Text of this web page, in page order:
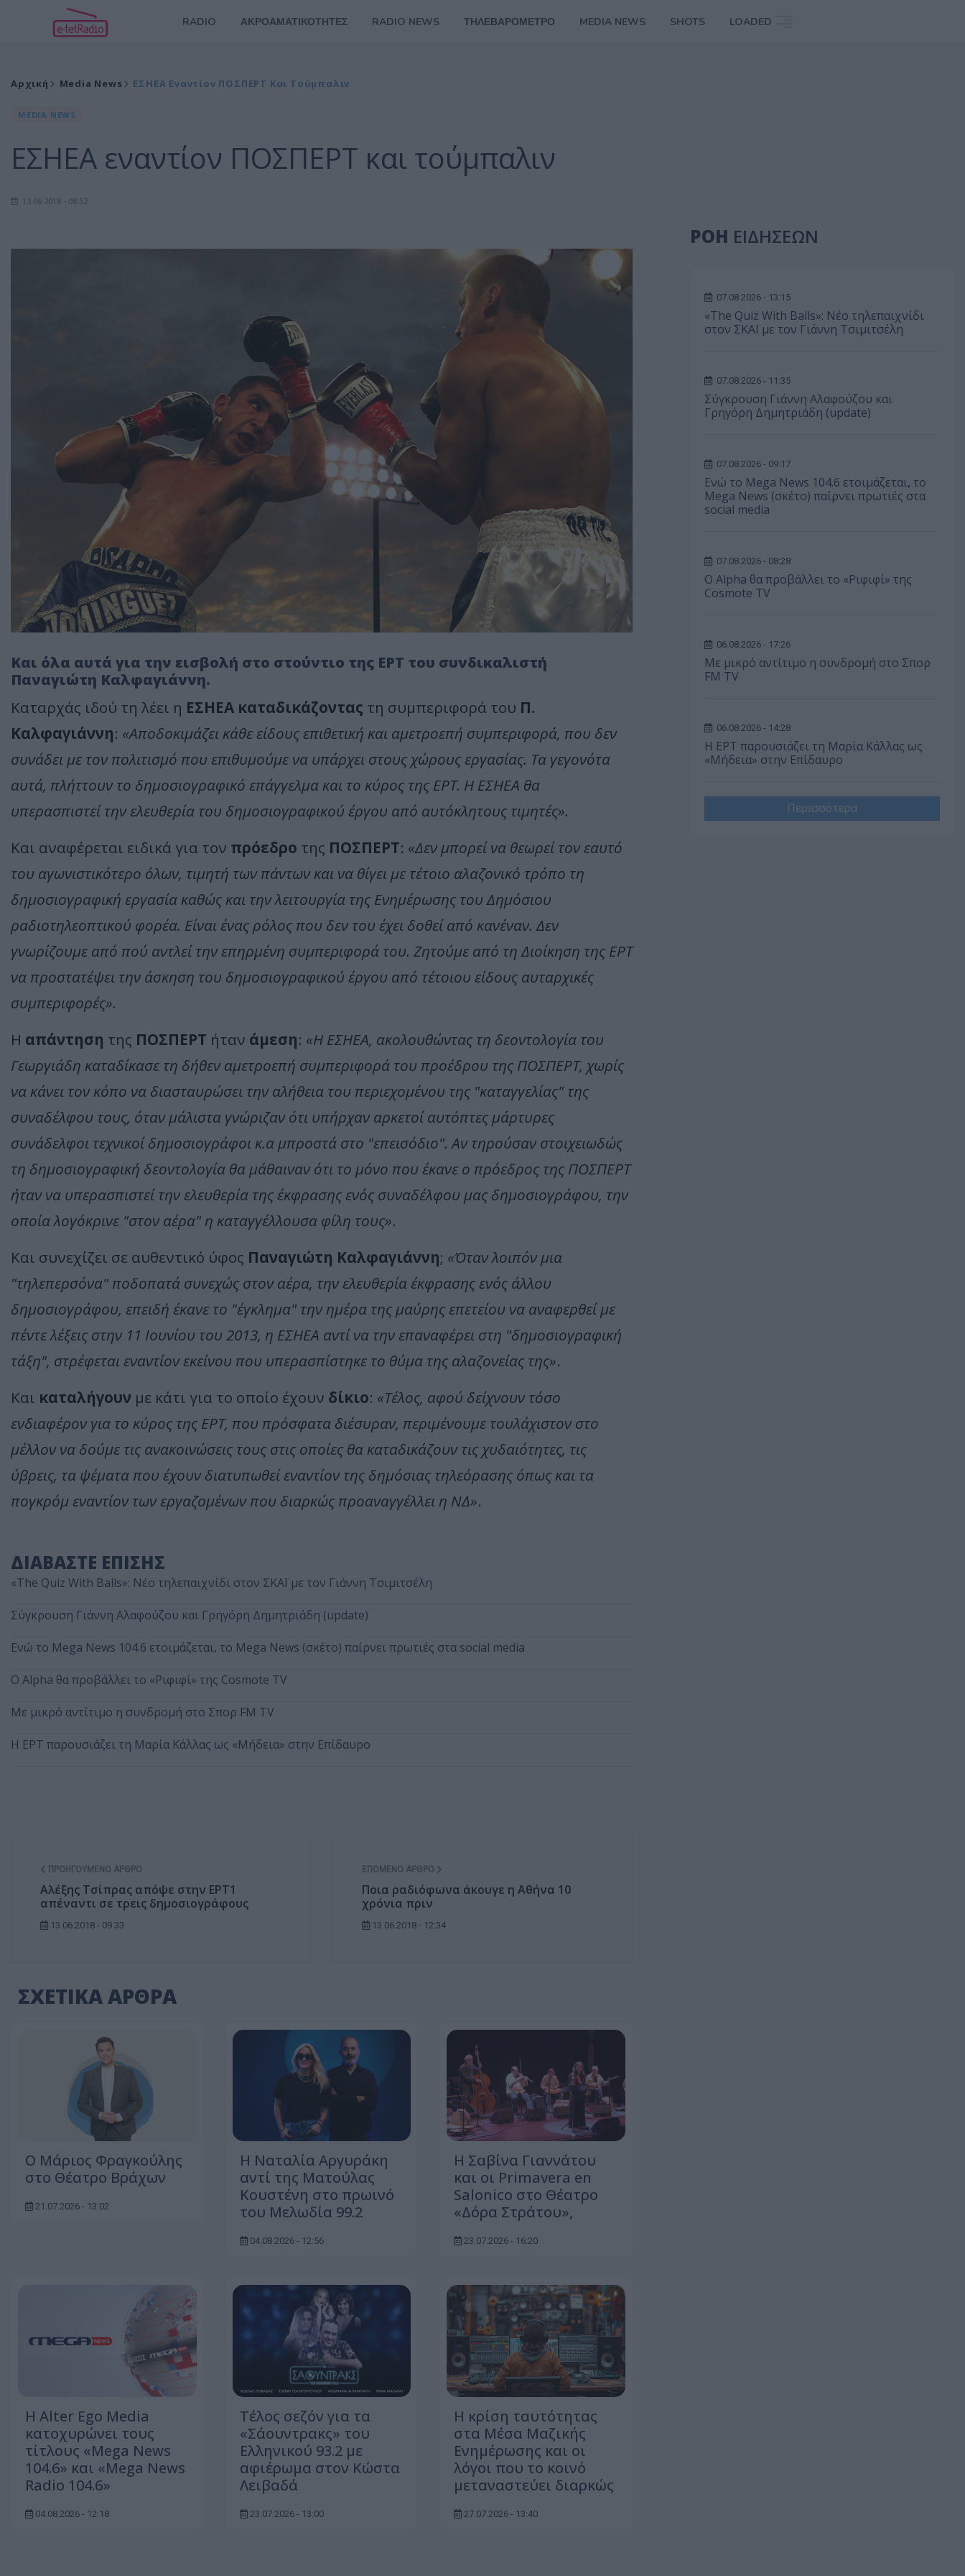
RADIO ΑΚΡΟΑΜΑΤΙΚΟΤΗΤΕΣ RADIO NEWS ΤΗΛΕΒΑΡΟΜΕΤΡΟ MEDIA NEWS SHOTS LOADED
Αρχική Media News ΕΣΗΕΑ Εναντίον ΠΟΣΠΕΡΤ Και Τούμπαλιν
MEDIA NEWS
ΕΣΗΕΑ εναντίον ΠΟΣΠΕΡΤ και τούμπαλιν
13.06.2018 - 08:52
Και όλα αυτά για την εισβολή στο στούντιο της ΕΡΤ του συνδικαλιστή
Παναγιώτη Καλφαγιάννη.
Καταρχάς ιδού τη λέει η ΕΣΗΕΑ καταδικάζοντας τη συμπεριφορά του Π.
Καλφαγιάννη: «Αποδοκιμάζει κάθε είδους επιθετική και αμετροεπή συμπεριφορά, που δεν
συνάδει με τον πολιτισμό που επιθυμούμε να υπάρχει στους χώρους εργασίας. Τα γεγονότα
αυτά, πλήττουν το δημοσιογραφικό επάγγελμα και το κύρος της ΕΡΤ. Η ΕΣΗΕΑ θα
υπερασπιστεί την ελευθερία του δημοσιογραφικού έργου από αυτόκλητους τιμητές».
Και αναφέρεται ειδικά για τον πρόεδρο της ΠΟΣΠΕΡΤ: «Δεν μπορεί να θεωρεί τον εαυτό
του αγωνιστικότερο όλων, τιμητή των πάντων και να θίγει με τέτοιο αλαζονικό τρόπο τη
δημοσιογραφική εργασία καθώς και την λειτουργία της Ενημέρωσης του Δημόσιου
ραδιοτηλεοπτικού φορέα. Είναι ένας ρόλος που δεν του έχει δοθεί από κανέναν. Δεν
γνωρίζουμε από πού αντλεί την επηρμένη συμπεριφορά του. Ζητούμε από τη Διοίκηση της ΕΡΤ
να προστατέψει την άσκηση του δημοσιογραφικού έργου από τέτοιου είδους αυταρχικές
συμπεριφορές».
Η απάντηση της ΠΟΣΠΕΡΤ ήταν άμεση: «Η ΕΣΗΕΑ, ακολουθώντας τη δεοντολογία του
Γεωργιάδη καταδίκασε τη δήθεν αμετροεπή συμπεριφορά του προέδρου της ΠΟΣΠΕΡΤ, χωρίς
να κάνει τον κόπο να διασταυρώσει την αλήθεια του περιεχομένου της "καταγγελίας" της
συναδέλφου τους, όταν μάλιστα γνώριζαν ότι υπήρχαν αρκετοί αυτόπτες μάρτυρες
συνάδελφοι τεχνικοί δημοσιογράφοι κ.α μπροστά στο "επεισόδιο". Αν τηρούσαν στοιχειωδώς
τη δημοσιογραφική δεοντολογία θα μάθαιναν ότι το μόνο που έκανε ο πρόεδρος της ΠΟΣΠΕΡΤ
ήταν να υπερασπιστεί την ελευθερία της έκφρασης ενός συναδέλφου μας δημοσιογράφου, την
οποία λογόκρινε "στον αέρα" η καταγγέλλουσα φίλη τους».
Και συνεχίζει σε αυθεντικό ύφος Παναγιώτη Καλφαγιάννη; «Όταν λοιπόν μια
"τηλεπερσόνα" ποδοπατά συνεχώς στον αέρα, την ελευθερία έκφρασης ενός άλλου
δημοσιογράφου, επειδή έκανε το "έγκλημα" την ημέρα της μαύρης επετείου να αναφερθεί με
πέντε λέξεις στην 11 Ιουνίου του 2013, η ΕΣΗΕΑ αντί να την επαναφέρει στη "δημοσιογραφική
τάξη", στρέφεται εναντίον εκείνου που υπερασπίστηκε το θύμα της αλαζονείας της».
Και καταλήγουν με κάτι για το οποίο έχουν δίκιο: «Τέλος, αφού δείχνουν τόσο
ενδιαφέρον για το κύρος της ΕΡΤ, που πρόσφατα διέσυραν, περιμένουμε τουλάχιστον στο
μέλλον να δούμε τις ανακοινώσεις τους στις οποίες θα καταδικάζουν τις χυδαιότητες, τις
ύβρεις, τα ψέματα που έχουν διατυπωθεί εναντίον της δημόσιας τηλεόρασης όπως και τα
πογκρόμ εναντίον των εργαζομένων που διαρκώς προαναγγέλλει η ΝΔ».
ΔΙΑΒΑΣΤΕ ΕΠΙΣΗΣ
«The Quiz With Balls»: Νέο τηλεπαιχνίδι στον ΣΚΑΪ με τον Γιάννη Τσιμιτσέλη
Σύγκρουση Γιάννη Αλαφούζου και Γρηγόρη Δημητριάδη (update)
Ενώ το Mega News 104.6 ετοιμάζεται, το Mega News (σκέτο) παίρνει πρωτιές στα social media
Ο Alpha θα προβάλλει το «Ριφιφί» της Cosmote TV
Με μικρό αντίτιμο η συνδρομή στο Σπορ FM TV
Η ΕΡΤ παρουσιάζει τη Μαρία Κάλλας ως «Μήδεια» στην Επίδαυρο
ΠΡΟΗΓΟΎΜΕΝΟ ΆΡΘΡΟ
Αλέξης Τσίπρας απόψε στην ΕΡΤ1
απέναντι σε τρεις δημοσιογράφους
13.06.2018 - 09:33
ΕΠΌΜΕΝΟ ΆΡΘΡΟ
Ποια ραδιόφωνα άκουγε η Αθήνα 10
χρόνια πριν
13.06.2018 - 12:34
ΣΧΕΤΙΚΑ ΑΡΘΡΑ
Ο Μάριος Φραγκούλης
στο Θέατρο Βράχων
21.07.2026 - 13:02
Η Ναταλία Αργυράκη
αντί της Ματούλας
Κουστένη στο πρωινό
του Μελωδία 99.2
04.08.2026 - 12:56
Η Σαβίνα Γιαννάτου
και οι Primavera en
Salonico στο Θέατρο
«Δόρα Στράτου»,
23.07.2026 - 16:20
Η Alter Ego Media
κατοχυρώνει τους
τίτλους «Mega News
104.6» και «Mega News
Radio 104.6»
04.08.2026 - 12:18
Τέλος σεζόν για τα
«Σάουντρακς» του
Ελληνικού 93.2 με
αφιέρωμα στον Κώστα
Λειβαδά
23.07.2026 - 13:00
Η κρίση ταυτότητας
στα Μέσα Μαζικής
Ενημέρωσης και οι
λόγοι που το κοινό
μεταναστεύει διαρκώς
27.07.2026 - 13:40
ΡΟΗ ΕΙΔΗΣΕΩΝ
07.08.2026 - 13:15
«The Quiz With Balls»: Νέο τηλεπαιχνίδι
στον ΣΚΑΪ με τον Γιάννη Τσιμιτσέλη
07.08.2026 - 11:35
Σύγκρουση Γιάννη Αλαφούζου και
Γρηγόρη Δημητριάδη (update)
07.08.2026 - 09:17
Ενώ το Mega News 104.6 ετοιμάζεται, το
Mega News (σκέτο) παίρνει πρωτιές στα
social media
07.08.2026 - 08:28
Ο Alpha θα προβάλλει το «Ριφιφί» της
Cosmote TV
06.08.2026 - 17:26
Με μικρό αντίτιμο η συνδρομή στο Σπορ
FM TV
06.08.2026 - 14:28
Η ΕΡΤ παρουσιάζει τη Μαρία Κάλλας ως
«Μήδεια» στην Επίδαυρο
Περισσότερα